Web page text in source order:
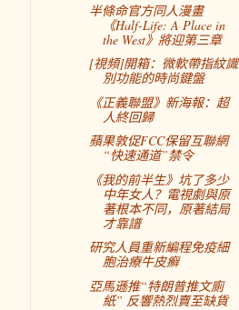
半條命官方同人漫畫
《Half-Life: A Place in
the West》將迎第三章
[視頻]開箱：微軟帶指紋識
別功能的時尚鍵盤
《正義聯盟》新海報：超
人終回歸
蘋果敦促FCC保留互聯網
“快速通道”禁令
《我的前半生》坑了多少
中年女人？電視劇與原
著根本不同，原著結局
才靠譜
研究人員重新編程免疫細
胞治療牛皮癬
亞馬遜推“特朗普推文廁
紙” 反響熱烈賣至缺貨